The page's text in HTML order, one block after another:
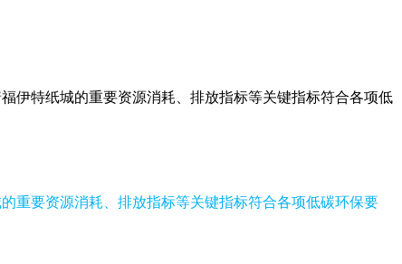
伊特纸城的重要资源消耗、排放指标等关键指标符合各项低
重要资源消耗、排放指标等关键指标符合各项低碳环保要